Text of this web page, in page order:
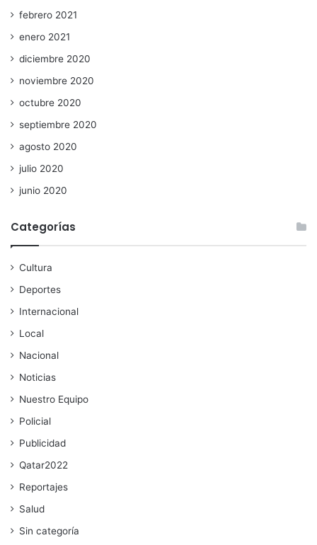
febrero 2021
enero 2021
diciembre 2020
noviembre 2020
octubre 2020
septiembre 2020
agosto 2020
julio 2020
junio 2020
Categorías
Cultura
Deportes
Internacional
Local
Nacional
Noticias
Nuestro Equipo
Policial
Publicidad
Qatar2022
Reportajes
Salud
Sin categoría